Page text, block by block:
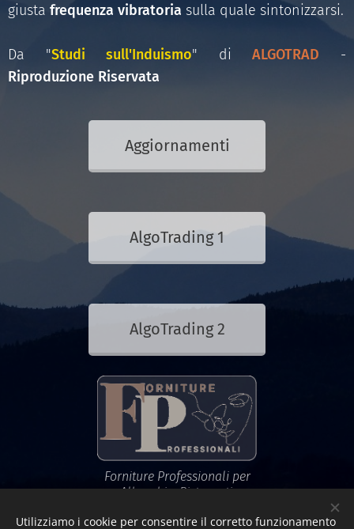
giusta frequenza vibratoria sulla quale sintonizzarsi.
Da "Studi sull'Induismo" diALGOTRAD -
Riproduzione Riservata
Aggiornamenti
AlgoTrading 1
AlgoTrading 2
Forniture Professionali per
Alberghi e Ristoranti,
Medici e Veterinari
Utilizziamo i cookie per consentire il corretto funzionamento